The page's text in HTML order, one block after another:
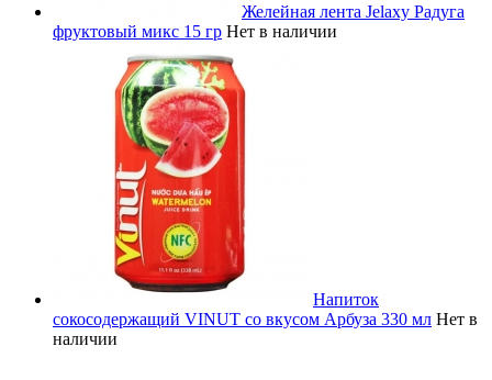
Желейная лента Jelaxy Радуга
фруктовый микс 15 гр Нет в наличии
Напиток
сокосодержащий VINUT со вкусом Арбуза 330 мл Нет в
наличии